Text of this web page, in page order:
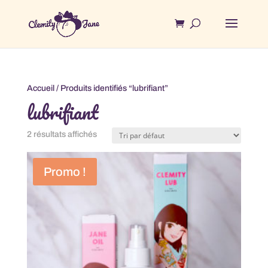
Accueil / Produits identifiés “lubrifiant”
lubrifiant
2 résultats affichés
Promo !